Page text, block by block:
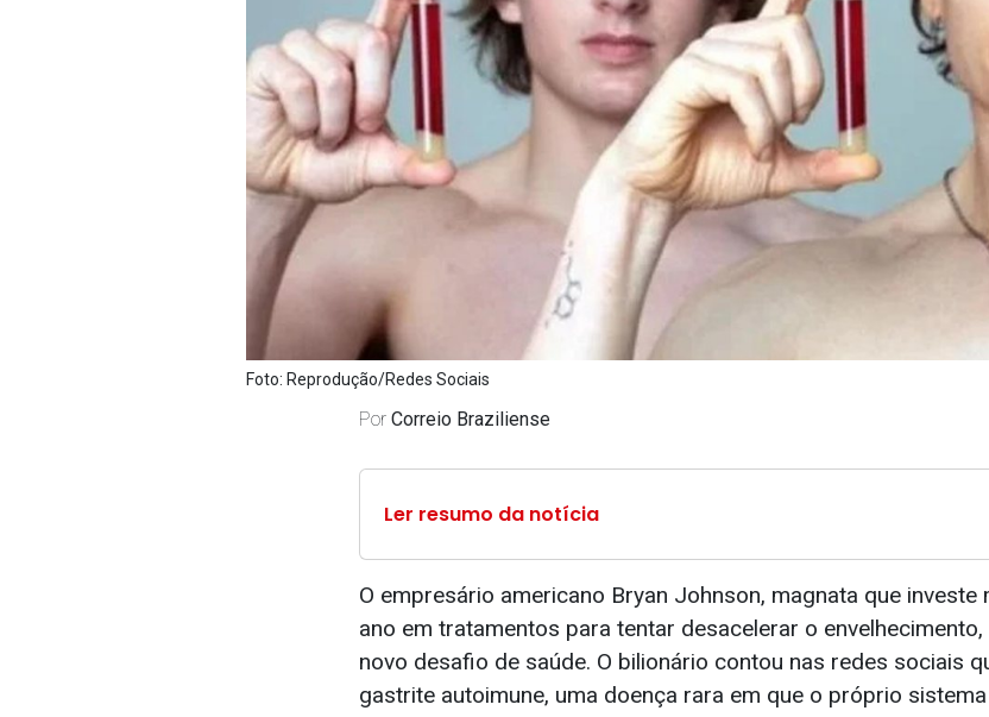
Foto: Reprodução/Redes Sociais
Por Correio Braziliense
Ler resumo da notícia
O empresário americano Bryan Johnson, magnata que
ano em tratamentos para tentar desacelerar o
novo desafio de saúde. O bilionário contou nas redes sociais
gastrite autoimune, uma doença rara em que o próprio